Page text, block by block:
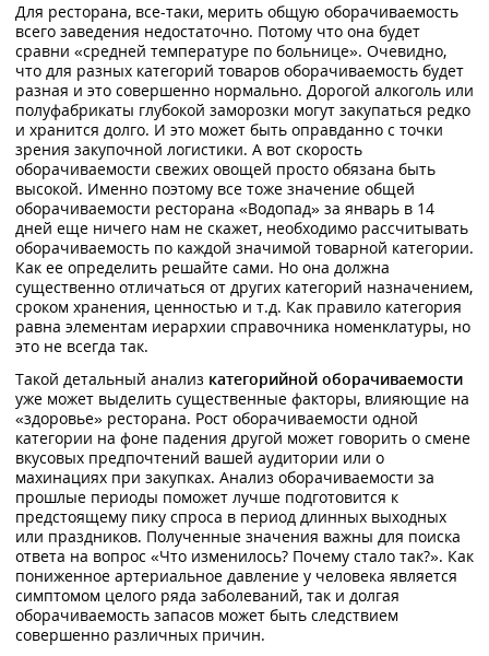
Для ресторана, все-таки, мерить общую оборачиваемость
всего заведения недостаточно. Потому что она будет
сравни «средней температуре по больнице». Очевидно,
что для разных категорий товаров оборачиваемость будет
разная и это совершенно нормально. Дорогой алкоголь или
полуфабрикаты глубокой заморозки могут закупаться редко
и хранится долго. И это может быть оправданно с точки
зрения закупочной логистики. А вот скорость
оборачиваемости свежих овощей просто обязана быть
высокой. Именно поэтому все тоже значение общей
оборачиваемости ресторана «Водопад» за январь в 14
дней еще ничего нам не скажет, необходимо рассчитывать
оборачиваемость по каждой значимой товарной категории.
Как ее определить решайте сами. Но она должна
существенно отличаться от других категорий назначением,
сроком хранения, ценностью и т.д. Как правило категория
равна элементам иерархии справочника номенклатуры, но
это не всегда так.
Такой детальный анализ категорийной оборачиваемости
уже может выделить существенные факторы, влияющие на
«здоровье» ресторана. Рост оборачиваемости одной
категории на фоне падения другой может говорить о смене
вкусовых предпочтений вашей аудитории или о
махинациях при закупках. Анализ оборачиваемости за
прошлые периоды поможет лучше подготовится к
предстоящему пику спроса в период длинных выходных
или праздников. Полученные значения важны для поиска
ответа на вопрос «Что изменилось? Почему стало так?». Как
пониженное артериальное давление у человека является
симптомом целого ряда заболеваний, так и долгая
оборачиваемость запасов может быть следствием
совершенно различных причин.